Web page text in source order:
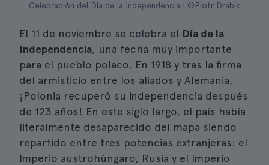
Celebración del Día de la Independencia | ©Piotr Drabik
El 11 de noviembre se celebra el Día de la
Independencia, una fecha muy importante
para el pueblo polaco. En 1918 y tras la firma
del armisticio entre los aliados y Alemania,
¡Polonia recuperó su independencia después
de 123 años! En este siglo largo, el país había
literalmente desaparecido del mapa siendo
repartido entre tres potencias extranjeras: el
Imperio austrohúngaro, Rusia y el Imperio